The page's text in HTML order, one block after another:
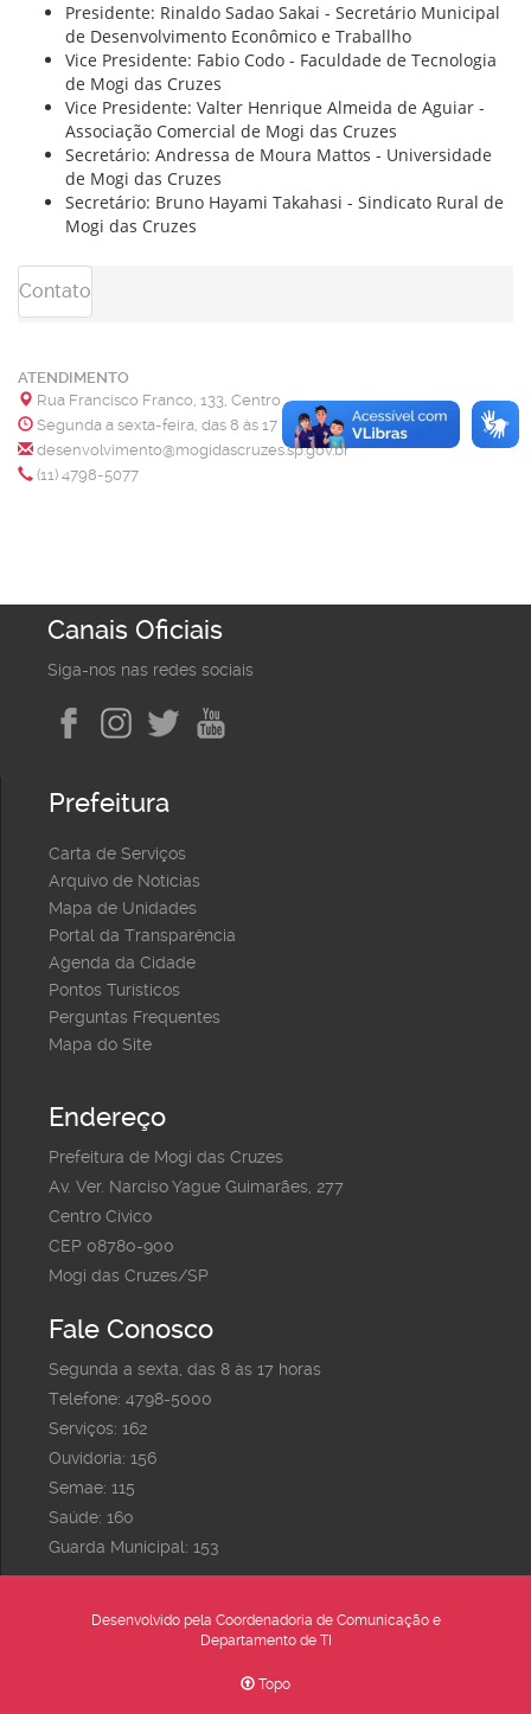
Presidente: Rinaldo Sadao Sakai - Secretário Municipal
de Desenvolvimento Econômico e Traballho
Vice Presidente: Fabio Codo - Faculdade de Tecnologia
de Mogi das Cruzes
Vice Presidente: Valter Henrique Almeida de Aguiar -
Associação Comercial de Mogi das Cruzes
Secretário: Andressa de Moura Mattos - Universidade
de Mogi das Cruzes
Secretário: Bruno Hayami Takahasi - Sindicato Rural de
Mogi das Cruzes
Contato
ATENDIMENTO
Rua Francisco Franco, 133, Centro
Segunda a sexta-feira, das 8 às 17 horas
desenvolvimento@mogidascruzes.sp.gov.br
(11) 4798-5077
Canais Oficiais
Siga-nos nas redes sociais
Prefeitura
Carta de Serviços
Arquivo de Notícias
Mapa de Unidades
Portal da Transparência
Agenda da Cidade
Pontos Turísticos
Perguntas Frequentes
Mapa do Site
Endereço
Prefeitura de Mogi das Cruzes
Av. Ver. Narciso Yague Guimarães, 277
Centro Cívico
CEP 08780-900
Mogi das Cruzes/SP
Fale Conosco
Segunda a sexta, das 8 às 17 horas
Telefone: 4798-5000
Serviços: 162
Ouvidoria: 156
Semae: 115
Saúde: 160
Guarda Municipal: 153
Desenvolvido pela Coordenadoria de Comunicação e
Departamento de TI
Topo